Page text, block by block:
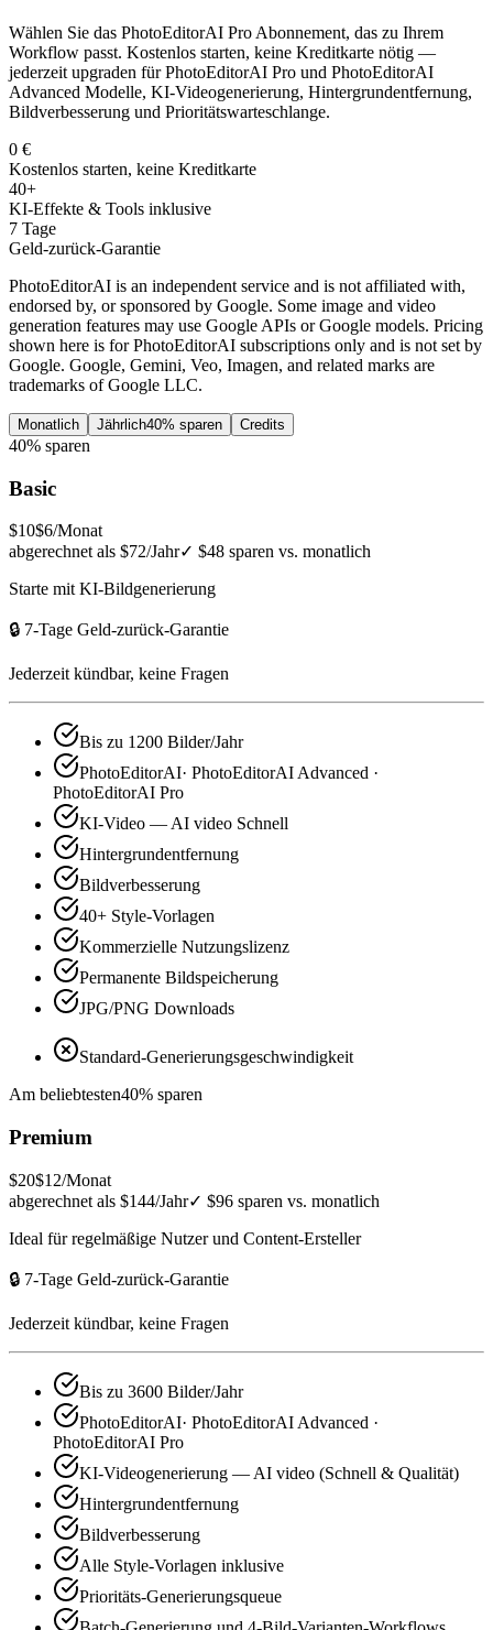
Wählen Sie das PhotoEditorAI Pro Abonnement, das zu Ihrem
Workflow passt. Kostenlos starten, keine Kreditkarte nötig —
jederzeit upgraden für PhotoEditorAI Pro und PhotoEditorAI
Advanced Modelle, KI-Videogenerierung, Hintergrundentfernung,
Bildverbesserung und Prioritätswarteschlange.
0 €
Kostenlos starten, keine Kreditkarte
40+
KI-Effekte & Tools inklusive
7 Tage
Geld-zurück-Garantie
PhotoEditorAI is an independent service and is not affiliated with,
endorsed by, or sponsored by Google. Some image and video
generation features may use Google APIs or Google models. Pricing
shown here is for PhotoEditorAI subscriptions only and is not set by
Google. Google, Gemini, Veo, Imagen, and related marks are
trademarks of Google LLC.
Monatlich Jährlich40% sparen Credits
40% sparen
Basic
$10$6/Monat
abgerechnet als $72/Jahr✓ $48 sparen vs. monatlich
Starte mit KI-Bildgenerierung
🔒 7-Tage Geld-zurück-Garantie
Jederzeit kündbar, keine Fragen
Bis zu 1200 Bilder/Jahr
PhotoEditorAI· PhotoEditorAI Advanced ·
PhotoEditorAI Pro
KI-Video — AI video Schnell
Hintergrundentfernung
Bildverbesserung
40+ Style-Vorlagen
Kommerzielle Nutzungslizenz
Permanente Bildspeicherung
JPG/PNG Downloads
Standard-Generierungsgeschwindigkeit
Am beliebtesten40% sparen
Premium
$20$12/Monat
abgerechnet als $144/Jahr✓ $96 sparen vs. monatlich
Ideal für regelmäßige Nutzer und Content-Ersteller
🔒 7-Tage Geld-zurück-Garantie
Jederzeit kündbar, keine Fragen
Bis zu 3600 Bilder/Jahr
PhotoEditorAI· PhotoEditorAI Advanced ·
PhotoEditorAI Pro
KI-Videogenerierung — AI video (Schnell & Qualität)
Hintergrundentfernung
Bildverbesserung
Alle Style-Vorlagen inklusive
Prioritäts-Generierungsqueue